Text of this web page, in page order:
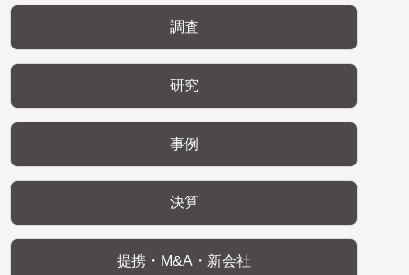
調査
研究
事例
決算
提携・M&A・新会社